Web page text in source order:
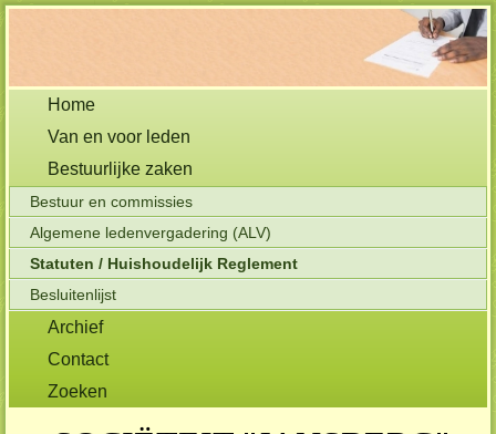
Home
Van en voor leden
Bestuurlijke zaken
Bestuur en commissies
Algemene ledenvergadering (ALV)
Statuten / Huishoudelijk Reglement
Besluitenlijst
Archief
Contact
Zoeken